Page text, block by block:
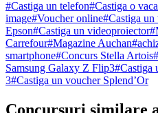
#Castiga un telefon#Castiga o
image#Voucher online#Castiga
Epson#Castiga un videoproiector#
Carrefour#Magazine Auchan#
smartphone#Concurs Stella Artois#
Samsung Galaxy Z Flip3#Castiga
3#Castiga un voucher Splend’Or
Concursuri similare